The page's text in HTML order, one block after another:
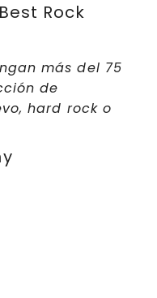
Rock
más del 75
de
hard rock o